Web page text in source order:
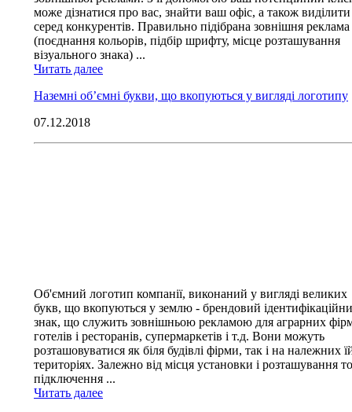
може дізнатися про вас, знайти ваш офіс, а також виділити
серед конкурентів. Правильно підібрана зовнішня реклама
(поєднання кольорів, підбір шрифту, місце розташування
візуального знака) ...
Читать далее
Наземні об’ємні букви, що вкопуються у вигляді логотипу
07.12.2018
Об'ємний логотип компанії, виконаний у вигляді великих
букв, що вкопуються у землю - брендовий
знак, що служить зовнішньою рекламою для аграрних
готелів і ресторанів, супермаркетів і т.д. Вони можуть
розташовуватися як біля будівлі фірми, так і на належних
територіях. Залежно від місця установки і розташування
підключення ...
Читать далее